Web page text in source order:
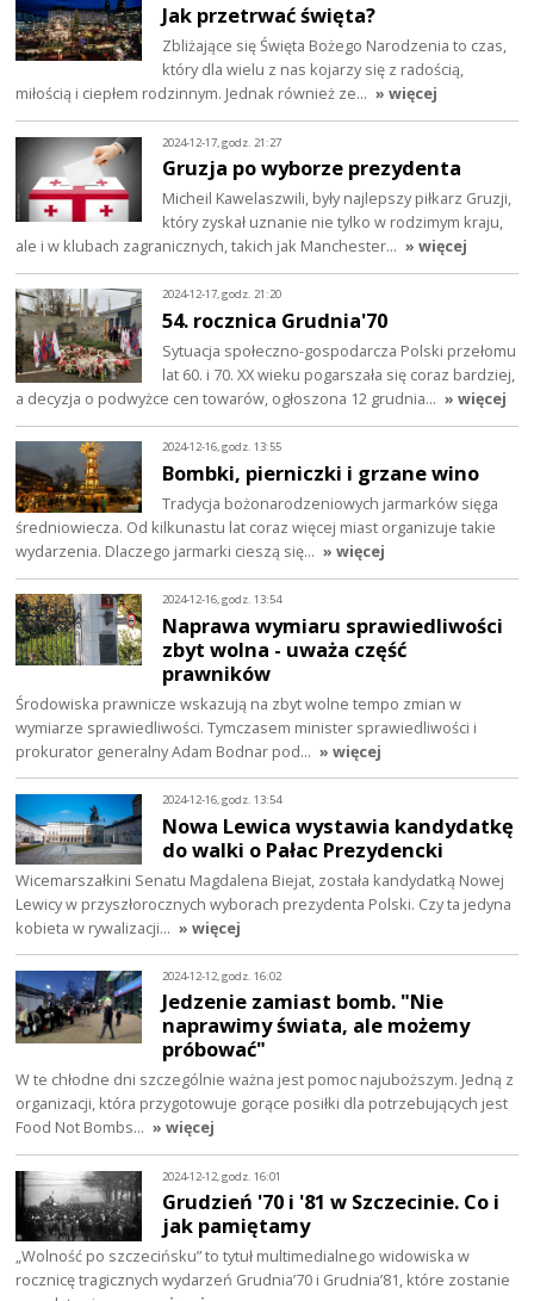
Jak przetrwać święta?
Zbliżające się Święta Bożego Narodzenia to czas,
który dla wielu z nas kojarzy się z radością,
miłością i ciepłem rodzinnym. Jednak również ze… » więcej
2024-12-17, godz. 21:27
Gruzja po wyborze prezydenta
Micheil Kawelaszwili, były najlepszy piłkarz Gruzji,
który zyskał uznanie nie tylko w rodzimym kraju,
ale i w klubach zagranicznych, takich jak Manchester… » więcej
2024-12-17, godz. 21:20
54. rocznica Grudnia'70
Sytuacja społeczno-gospodarcza Polski przełomu
lat 60. i 70. XX wieku pogarszała się coraz bardziej,
a decyzja o podwyżce cen towarów, ogłoszona 12 grudnia… » więcej
2024-12-16, godz. 13:55
Bombki, pierniczki i grzane wino
Tradycja bożonarodzeniowych jarmarków sięga
średniowiecza. Od kilkunastu lat coraz więcej miast organizuje takie
wydarzenia. Dlaczego jarmarki cieszą się… » więcej
2024-12-16, godz. 13:54
Naprawa wymiaru sprawiedliwości
zbyt wolna - uważa część
prawników
Środowiska prawnicze wskazują na zbyt wolne tempo zmian w
wymiarze sprawiedliwości. Tymczasem minister sprawiedliwości i
prokurator generalny Adam Bodnar pod… » więcej
2024-12-16, godz. 13:54
Nowa Lewica wystawia kandydatkę
do walki o Pałac Prezydencki
Wicemarszałkini Senatu Magdalena Biejat, została kandydatką Nowej
Lewicy w przyszłorocznych wyborach prezydenta Polski. Czy ta jedyna
kobieta w rywalizacji… » więcej
2024-12-12, godz. 16:02
Jedzenie zamiast bomb. "Nie
naprawimy świata, ale możemy
próbować"
W te chłodne dni szczególnie ważna jest pomoc najuboższym. Jedną z
organizacji, która przygotowuje gorące posiłki dla potrzebujących jest
Food Not Bombs… » więcej
2024-12-12, godz. 16:01
Grudzień '70 i '81 w Szczecinie. Co i
jak pamiętamy
„Wolność po szczecińsku” to tytuł multimedialnego widowiska w
rocznicę tragicznych wydarzeń Grudnia’70 i Grudnia’81, które zostanie